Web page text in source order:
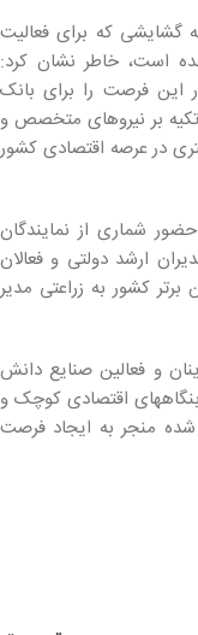
گشایشی که برای فعالیت
است، خاطر نشان کرد:
از کشور این فرصت را برای بانک
بر نیروهای متخصص و
در عرصه اقتصادی کشور
شماری از نمایندگان
ارشد دولتی و فعالان
برتر کشور به زراعتی مدیر
و فعالین صنایع دانش
بنگاههای اقتصادی کوچک و
منجر به ایجاد فرصت